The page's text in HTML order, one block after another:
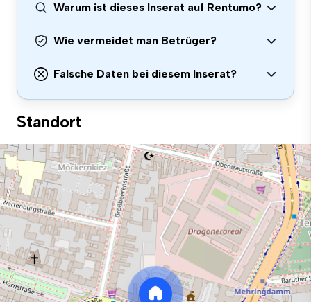
Warum ist dieses Inserat auf Rentumo?
Wie vermeidet man Betrüger?
Falsche Daten bei diesem Inserat?
Standort